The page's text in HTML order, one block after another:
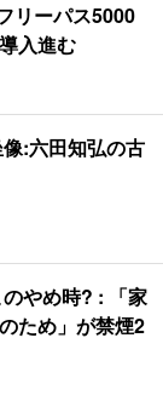
リーパス5000
入進む
:六田知弘の古
やめ時? : 「家
ため」が禁煙2